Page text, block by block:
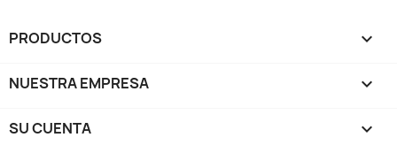
PRODUCTOS 
NUESTRA EMPRESA 
SU CUENTA 